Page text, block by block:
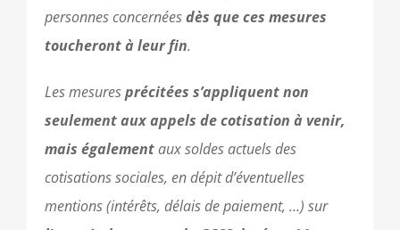
personnes concernéesdès que ces mesures
toucheront à leur fin.
Les mesuresprécitées s’appliquent non
seulement aux appels de cotisation à venir,
mais égalementaux soldes actuels des
cotisations sociales, en dépit d’éventuelles
mentions (intérêts, délais de paiement, …) sur